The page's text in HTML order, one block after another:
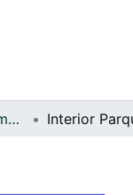
FFDO - Palmira - Patrimonial